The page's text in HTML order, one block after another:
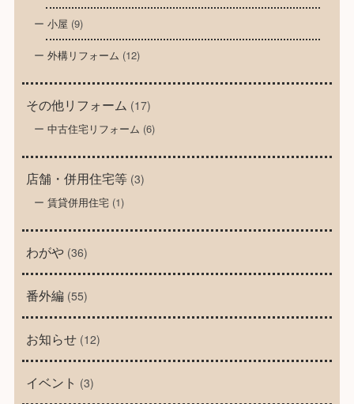
小屋 (9)
外構リフォーム (12)
その他リフォーム (17)
中古住宅リフォーム (6)
店舗・併用住宅等(3)
賃貸併用住宅(1)
わがや(36)
番外編 (55)
お知らせ(12)
イベント (3)